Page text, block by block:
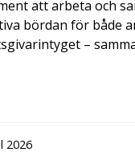
att arbeta och
bördan för både
–
2026